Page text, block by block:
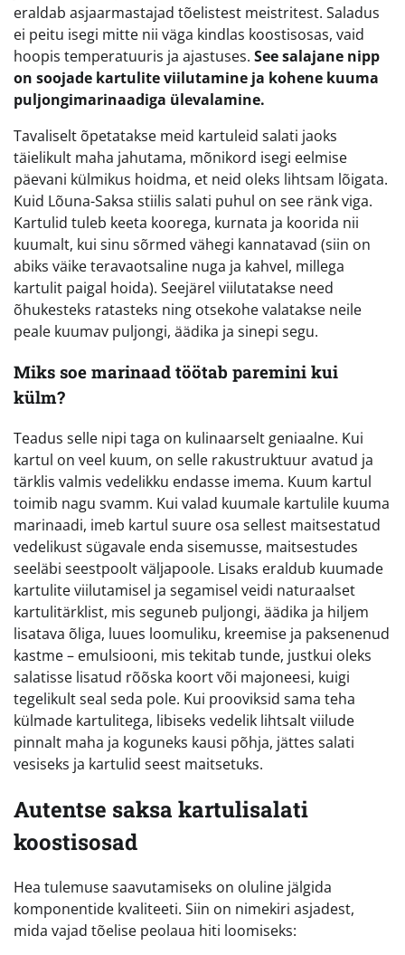
eraldab asjaarmastajad tõelistest meistritest. Saladus
ei peitu isegi mitte nii väga kindlas koostisosas, vaid
hoopis temperatuuris ja ajastuses. See salajane nipp
on soojade kartulite viilutamine ja kohene kuuma
puljongimarinaadiga ülevalamine.
Tavaliselt õpetatakse meid kartuleid salati jaoks
täielikult maha jahutama, mõnikord isegi eelmise
päevani külmikus hoidma, et neid oleks lihtsam lõigata.
Kuid Lõuna-Saksa stiilis salati puhul on see ränk viga.
Kartulid tuleb keeta koorega, kurnata ja koorida nii
kuumalt, kui sinu sõrmed vähegi kannatavad (siin on
abiks väike teravaotsaline nuga ja kahvel, millega
kartulit paigal hoida). Seejärel viilutatakse need
õhukesteks ratasteks ning otsekohe valatakse neile
peale kuumav puljongi, äädika ja sinepi segu.
Miks soe marinaad töötab paremini kui
külm?
Teadus selle nipi taga on kulinaarselt geniaalne. Kui
kartul on veel kuum, on selle rakustruktuur avatud ja
tärklis valmis vedelikku endasse imema. Kuum kartul
toimib nagu svamm. Kui valad kuumale kartulile kuuma
marinaadi, imeb kartul suure osa sellest maitsestatud
vedelikust sügavale enda sisemusse, maitsestudes
seeläbi seestpoolt väljapoole. Lisaks eraldub kuumade
kartulite viilutamisel ja segamisel veidi naturaalset
kartulitärklist, mis seguneb puljongi, äädika ja hiljem
lisatava õliga, luues loomuliku, kreemise ja paksenenud
kastme – emulsiooni, mis tekitab tunde, justkui oleks
salatisse lisatud rõõska koort või majoneesi, kuigi
tegelikult seal seda pole. Kui prooviksid sama teha
külmade kartulitega, libiseks vedelik lihtsalt viilude
pinnalt maha ja koguneks kausi põhja, jättes salati
vesiseks ja kartulid seest maitsetuks.
Autentse saksa kartulisalati
koostisosad
Hea tulemuse saavutamiseks on oluline jälgida
komponentide kvaliteeti. Siin on nimekiri asjadest,
mida vajad tõelise peolaua hiti loomiseks: